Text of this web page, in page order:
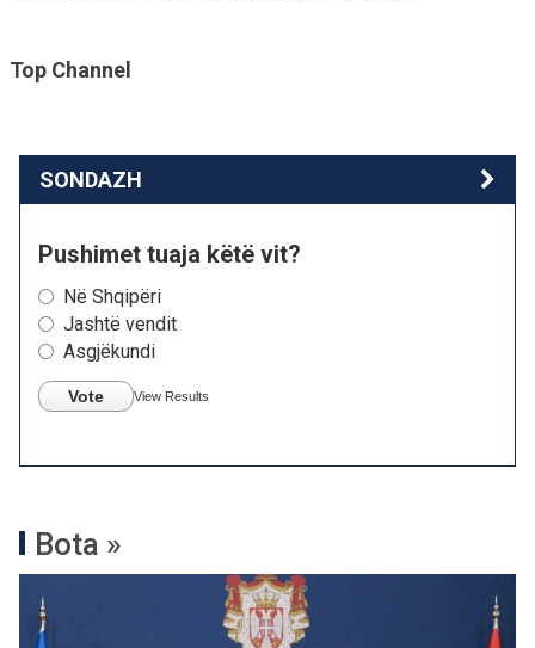
Top Channel
SONDAZH
Pushimet tuaja këtë vit?
Në Shqipëri
Jashtë vendit
Asgjëkundi
Vote View Results
Bota »